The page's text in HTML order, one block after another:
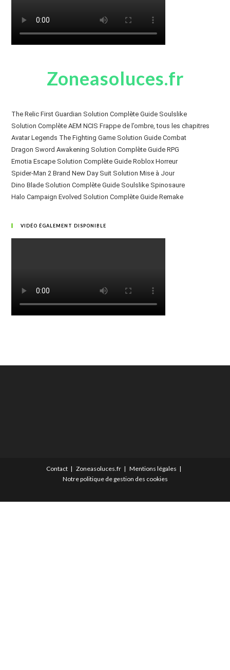
Zoneasoluces.fr
The Relic First Guardian Solution Complète Guide Soulslike
Solution Complète AEM NCIS Frappe de l’ombre, tous les chapitres
Avatar Legends The Fighting Game Solution Guide Combat
Dragon Sword Awakening Solution Complète Guide RPG
Emotia Escape Solution Complète Guide Roblox Horreur
Spider-Man 2 Brand New Day Suit Solution Mise à Jour
Dino Blade Solution Complète Guide Soulslike Spinosaure
Halo Campaign Evolved Solution Complète Guide Remake
VIDÉO ÉGALEMENT DISPONIBLE
Contact Zoneasoluces.fr
Mentions légales
Notre politique de gestion des cookies